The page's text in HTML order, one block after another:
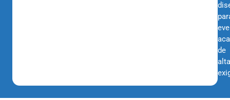
de
alta